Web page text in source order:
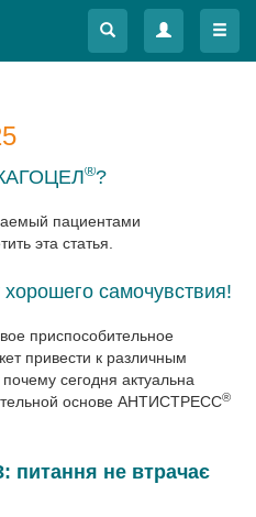
Меню
Меню
®?
пациентами
эта статья.
хорошего самочувствия!
приспособительное
привести к различным
сегодня актуальна
основе АНТИСТРЕСС®
питання не втрачає